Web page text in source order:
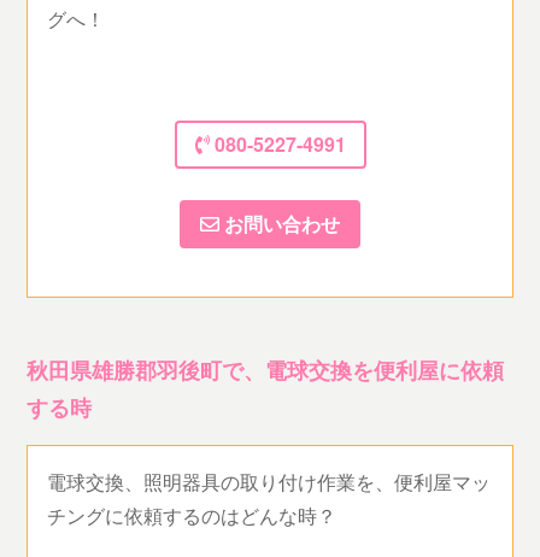
グへ！
080-5227-4991
お問い合わせ
秋田県雄勝郡羽後町で、電球交換を便利屋に依頼
する時
電球交換、照明器具の取り付け作業を、便利屋マッ
チングに依頼するのはどんな時？